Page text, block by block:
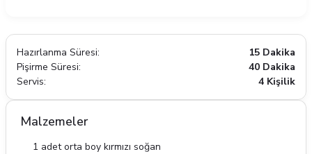
Hazırlanma Süresi:
15 Dakika
Pişirme Süresi:
40 Dakika
Servis:
4 Kişilik
Malzemeler
1 adet orta boy kırmızı soğan